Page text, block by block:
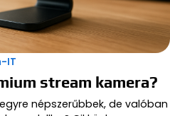
IT
stream kamera?
népszerűbbek, de valóban